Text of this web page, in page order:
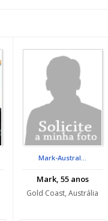
Mark-Austral...
Mark, 55 anos
Gold Coast, Austrália